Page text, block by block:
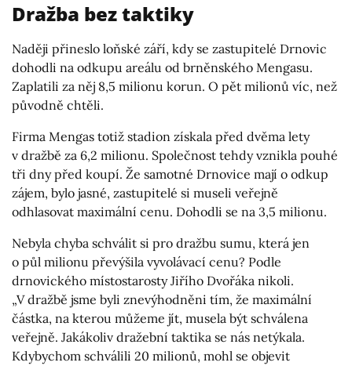
Dražba bez taktiky
Naději přineslo loňské září, kdy se zastupitelé Drnovic
dohodli na odkupu areálu od brněnského Mengasu.
Zaplatili za něj 8,5 milionu korun. O pět milionů víc, než
původně chtěli.
Firma Mengas totiž stadion získala před dvěma lety
v dražbě za 6,2 milionu. Společnost tehdy vznikla pouhé
tři dny před koupí. Že samotné Drnovice mají o odkup
zájem, bylo jasné, zastupitelé si museli veřejně
odhlasovat maximální cenu. Dohodli se na 3,5 milionu.
Nebyla chyba schválit si pro dražbu sumu, která jen
o půl milionu převýšila vyvolávací cenu? Podle
drnovického místostarosty Jiřího Dvořáka nikoli.
„V dražbě jsme byli znevýhodněni tím, že maximální
částka, na kterou můžeme jít, musela být schválena
veřejně. Jakákoliv dražební taktika se nás netýkala.
Kdybychom schválili 20 milionů, mohl se objevit